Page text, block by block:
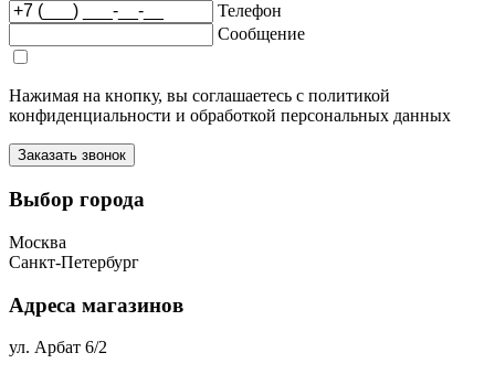
Телефон
Сообщение
Нажимая на кнопку, вы соглашаетесь с политикой
конфиденциальности и обработкой персональных данных
Выбор города
Москва
Санкт-Петербург
Адреса магазинов
ул. Арбат 6/2